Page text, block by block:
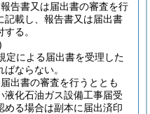
告書又は届出書の審査を行
記載し、報告書又は届出書
る。
定による届出書を受理した
ならない。
出書の審査を行うととも
液化石油ガス設備工事届受
める場合は副本に届出済印